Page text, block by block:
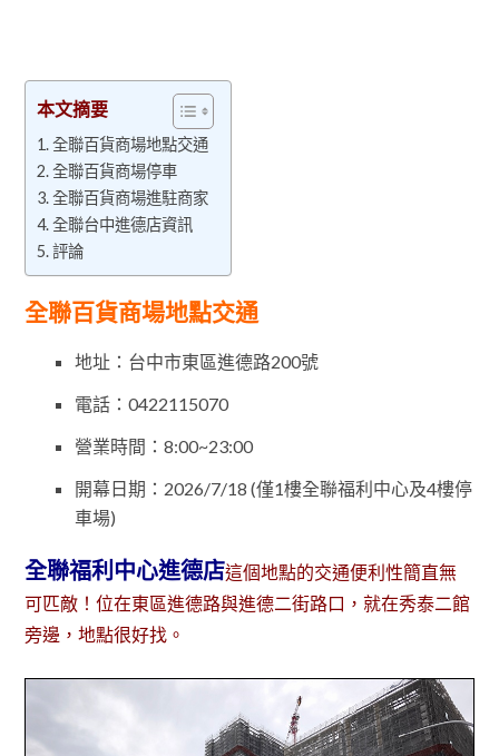
本文摘要
全聯百貨商場地點交通
全聯百貨商場停車
全聯百貨商場進駐商家
全聯台中進德店資訊
評論
全聯百貨商場地點交通
地址：台中市東區進德路200號
電話：0422115070
營業時間：8:00~23:00
開幕日期：2026/7/18 (僅1樓全聯福利中心及4樓停
車場)
全聯福利中心進德店這個地點的交通便利性簡直無
可匹敵！位在東區進德路與進德二街路口，就在秀泰二館
旁邊，地點很好找。